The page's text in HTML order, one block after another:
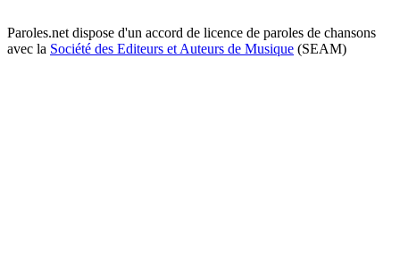
Paroles.net dispose d'un accord de licence de paroles de chansons
avec la Société des Editeurs et Auteurs de Musique (SEAM)